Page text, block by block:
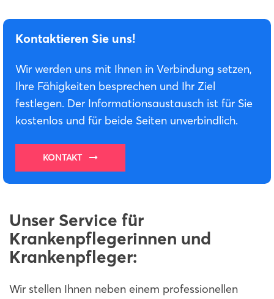
Kontaktieren Sie uns!
Wir werden uns mit Ihnen in Verbindung setzen,
Ihre Fähigkeiten besprechen und Ihr Ziel
festlegen. Der Informationsaustausch ist für Sie
kostenlos und für beide Seiten unverbindlich.
KONTAKT
Unser Service für
Krankenpflegerinnen und
Krankenpfleger:
Wir stellen Ihnen neben einem professionellen